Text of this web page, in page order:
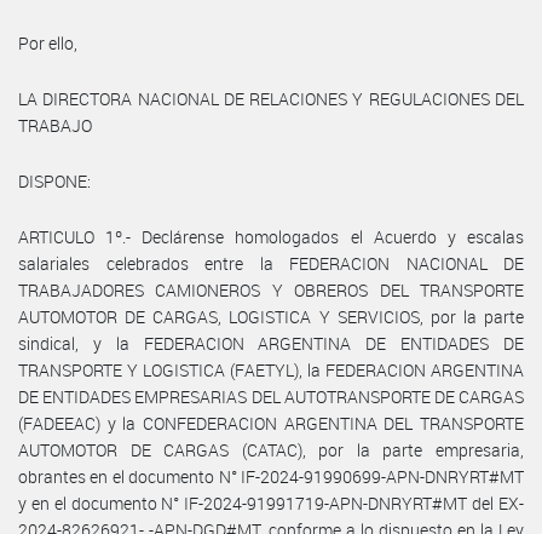
Por ello,
LA DIRECTORA NACIONAL DE RELACIONES Y REGULACIONES DEL
TRABAJO
DISPONE:
ARTICULO 1º.- Declárense homologados el Acuerdo y escalas
salariales celebrados entre la FEDERACION NACIONAL DE
TRABAJADORES CAMIONEROS Y OBREROS DEL TRANSPORTE
AUTOMOTOR DE CARGAS, LOGISTICA Y SERVICIOS, por la parte
sindical, y la FEDERACION ARGENTINA DE ENTIDADES DE
TRANSPORTE Y LOGISTICA (FAETYL), la FEDERACION ARGENTINA
DE ENTIDADES EMPRESARIAS DEL AUTOTRANSPORTE DE CARGAS
(FADEEAC) y la CONFEDERACION ARGENTINA DEL TRANSPORTE
AUTOMOTOR DE CARGAS (CATAC), por la parte empresaria,
obrantes en el documento N° IF-2024-91990699-APN-DNRYRT#MT
y en el documento N° IF-2024-91991719-APN-DNRYRT#MT del EX-
2024-82626921- -APN-DGD#MT, conforme a lo dispuesto en la Ley